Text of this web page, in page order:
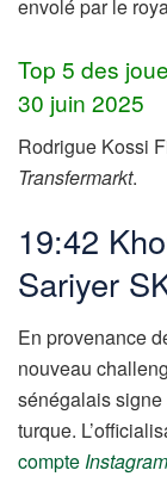
envolé par le
Top 5 des
30 juin 2025
Rodrigue Kossi
Transfermarkt.
19:42
Sariyer
En provenance
nouveau
sénégalais
turque.
compteInstagram